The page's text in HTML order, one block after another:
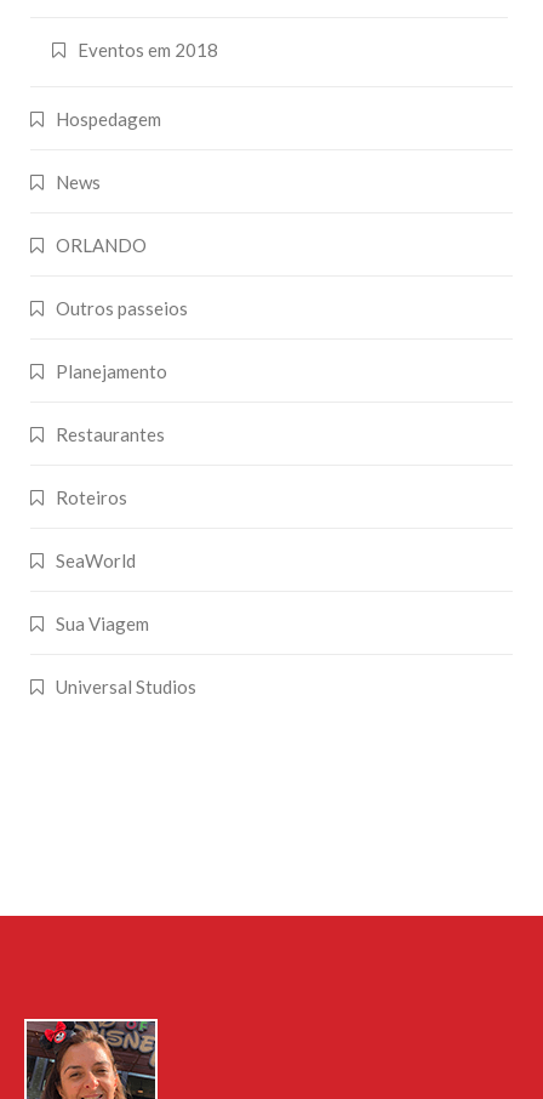
Eventos em 2018
Hospedagem
News
ORLANDO
Outros passeios
Planejamento
Restaurantes
Roteiros
SeaWorld
Sua Viagem
Universal Studios